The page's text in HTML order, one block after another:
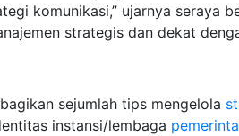
komunikasi,” ujarnya seraya
strategis dan dekat
sejumlah tips mengelola
instansi/lembaga